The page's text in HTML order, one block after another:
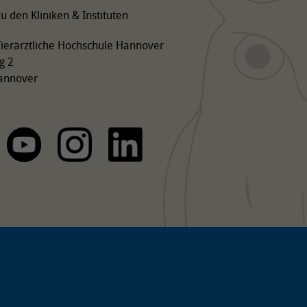
den Kliniken & Instituten
Hochschule Hannover
2